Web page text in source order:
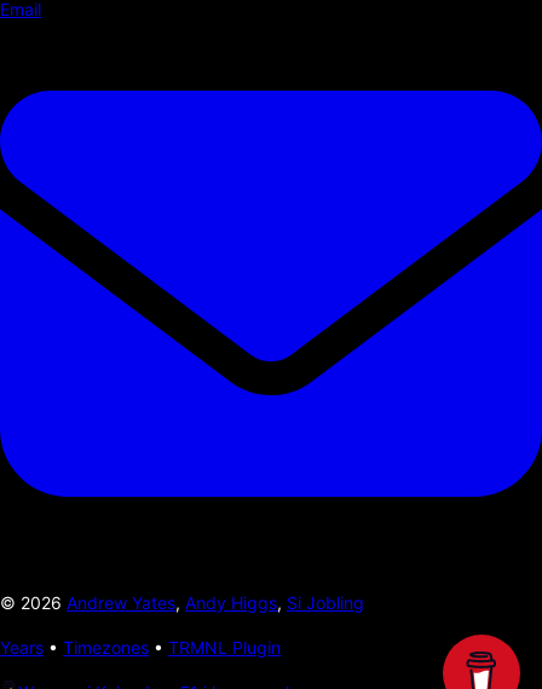
Email
© 2026 Andrew Yates, Andy Higgs, Si Jobling
Years • Timezones • TRMNL Plugin